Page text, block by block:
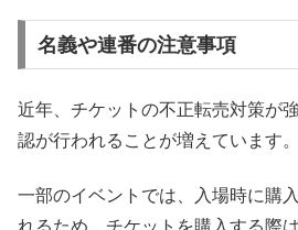
名義や連番の注意事項
近年、チケットの不正転売対策が
認が行われることが増えています。
一部のイベントでは、入場時に購